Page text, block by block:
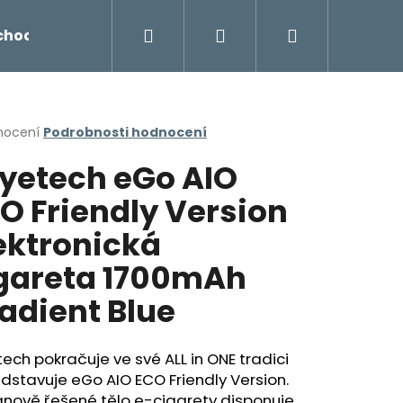
Napište námPřihlášení
Podrobnosti hodnocení
eGo AIO
Friendly Version
1700mAh
Blue
pokračuje ve své ALL in ONE tradici
eGo AIO ECO Friendly Version.
Následující